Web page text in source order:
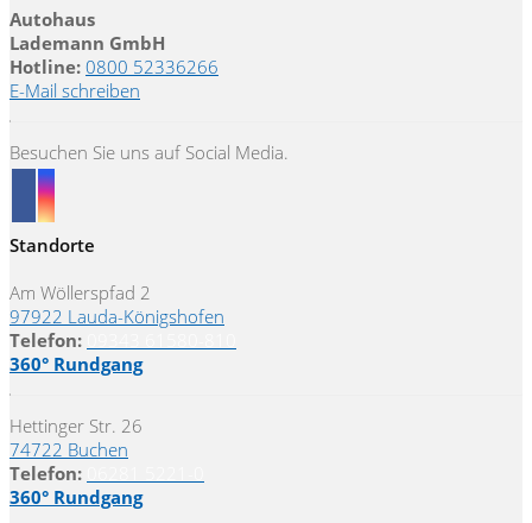
Autohaus
Lademann GmbH
Hotline: 0800 52336266
E-Mail schreiben
Besuchen Sie uns auf Social Media.
Standorte
Am Wöllerspfad 2
97922 Lauda-Königshofen
Telefon:
360° Rundgang
Hettinger Str. 26
74722 Buchen
Telefon:
360° Rundgang